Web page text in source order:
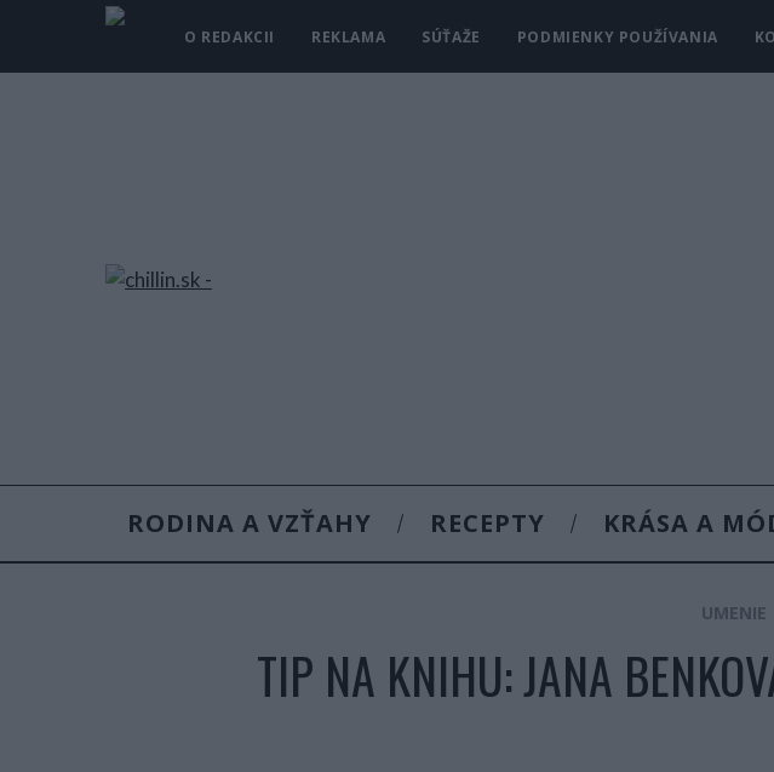
O REDAKCII REKLAMA SÚŤAŽE PODMIENKY POUŽÍVANIA
RODINA A VZŤAHY RECEPTY KRÁSA A
UMENIE
TIP NA KNIHU: JANA